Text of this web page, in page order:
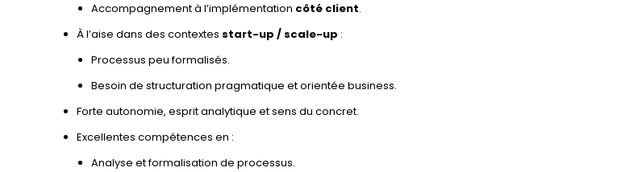
Accompagnement à l’implémentation côté client.
À l’aise dans des contextes start-up / scale-up :
Processus peu formalisés.
Besoin de structuration pragmatique et orientée business.
Forte autonomie, esprit analytique et sens du concret.
Excellentes compétences en :
Analyse et formalisation de processus.